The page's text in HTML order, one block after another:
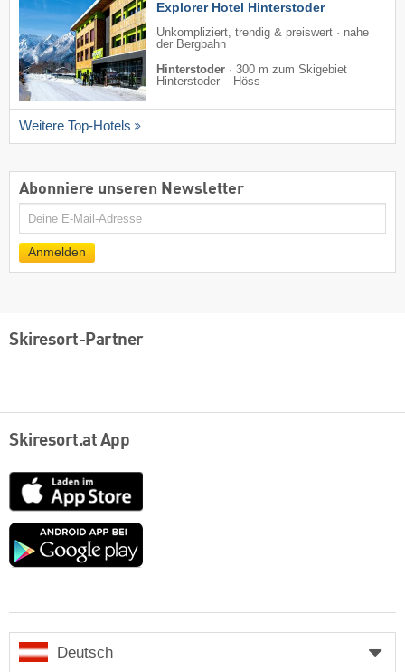
Explorer Hotel Hinterstoder
Unkompliziert, trendig & preiswert · nahe
der Bergbahn
Hinterstoder · 300 m zum Skigebiet
Hinterstoder – Höss
Weitere Top-Hotels
Abonniere unseren Newsletter
E-
Mail
Anmelden
Skiresort-Partner
Skiresort.at App
App
Store
Google
Deutsch